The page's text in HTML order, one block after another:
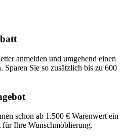
anmelden und umgehend einen
Sparen Sie so zusätzlich bis zu 600
schon ab 1.500 € Warenwert ein
Ihre Wunschmöblierung.